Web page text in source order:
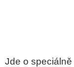
Jde o